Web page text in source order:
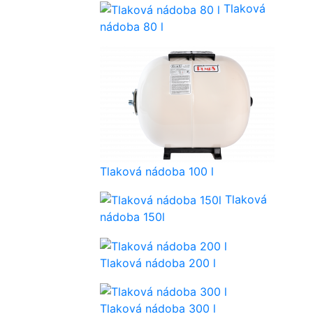
Tlaková
nádoba 80 l
Tlaková nádoba 100 l
Tlaková
nádoba 150l
Tlaková nádoba 200 l
Tlaková nádoba 300 l